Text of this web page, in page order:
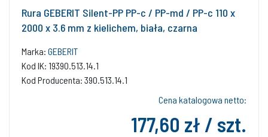
Rura GEBERIT Silent-PP PP-c / PP-md / PP-c 110 x
2000 x 3.6 mm z kielichem, biała, czarna
Marka: GEBERIT
Kod IK: 19390.513.14.1
Kod Producenta: 390.513.14.1
Cena katalogowa netto:
177,60 zł / szt.